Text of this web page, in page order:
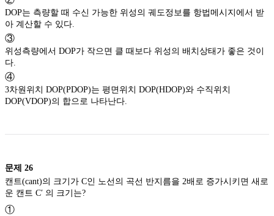
DOP는 측량할 때 수신 가능한 위성의 궤도정보를 항법메시지에서 받
아 계산할 수 있다.
③
위성측량에서 DOP가 작으면 클 때보다 위성의 배치상태가 좋은 것이
다.
④
3차원위치 DOP(PDOP)는 평면위치 DOP(HDOP)와 수직위치
DOP(VDOP)의 합으로 나타난다.
문제 26
캔트(cant)의 크기가 C인 노선의 곡선 반지름을 2배로 증가시키면 새로
운 캔트 C′ 의 크기는?
①